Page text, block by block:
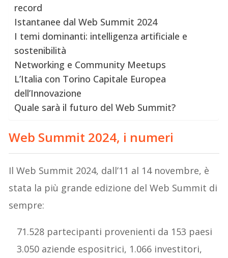
record
Istantanee dal Web Summit 2024
I temi dominanti: intelligenza artificiale e
sostenibilità
Networking e Community Meetups
L’Italia con Torino Capitale Europea
dell’Innovazione
Quale sarà il futuro del Web Summit?
Web Summit 2024, i numeri
Il Web Summit 2024, dall’11 al 14 novembre, è
stata la più grande edizione del Web Summit di
sempre:
71.528 partecipanti provenienti da 153 paesi
3.050 aziende espositrici, 1.066 investitori,